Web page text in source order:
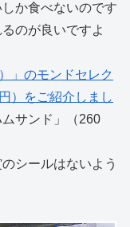
か食べないのです
のが良いですよ
」のモンドセレク
）をご紹介しまし
サンド」（260
シールはないよう